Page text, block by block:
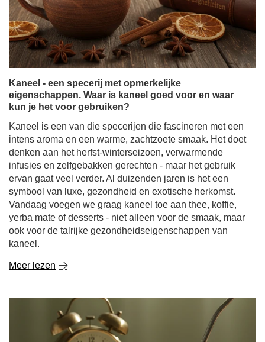
eigenschappen. Waar is kaneel goed voor en waar
kun je het voor gebruiken?
Kaneel is een van die specerijen die fascineren met een
intens aroma en een warme, zachtzoete smaak. Het doet
denken aan het herfst-winterseizoen, verwarmende
ervan gaat veel verder. Al duizenden jaren is het een
symbool van luxe, gezondheid en exotische herkomst.
yerba mate of desserts - niet alleen voor de smaak, maar
ook voor de talrijke gezondheidseigenschappen van
kaneel.
Meer lezen